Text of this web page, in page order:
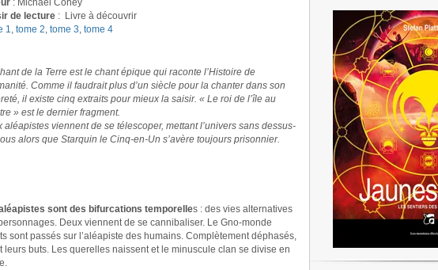
: Michael Coney
de lecture : Livre à découvrir
1, tome 2, tome 3, tome 4
de la Terre est le chant épique qui raconte l’Histoire de
Comme il faudrait plus d’un siècle pour la chanter dans son
il existe cinq extraits pour mieux la saisir. « Le roi de l’île au
» est le dernier fragment.
aléapistes viennent de se télescoper, mettant l’univers sans dessus-
alors que Starquin le Cinq-en-Un s’avère toujours prisonnier.
sont des bifurcations temporelles : des vies alternatives
Deux viennent de se cannibaliser. Le Gno-monde
sont passés sur l’aléapiste des humains. Complètement déphasés,
buts. Les querelles naissent et le minuscule clan se divise en